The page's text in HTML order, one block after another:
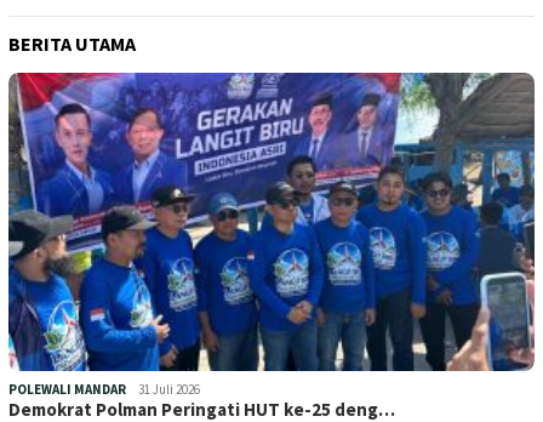
BERITA UTAMA
POLEWALI MANDAR 31 Juli 2026
Demokrat Polman Peringati HUT ke-25 deng…